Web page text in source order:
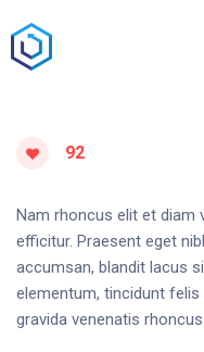
92
Nam rhoncus elit et diam
efficitur. Praesent eget
accumsan, blandit lacus
elementum, tincidunt felis
gravida venenatis rhoncus.